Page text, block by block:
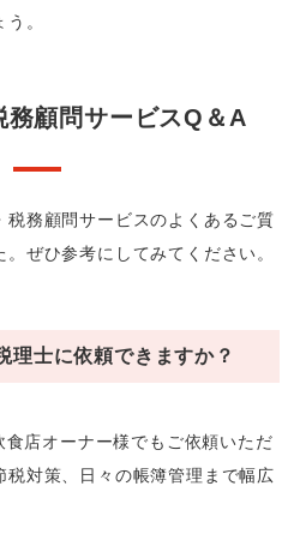
。
顧問サービスQ＆A
務顧問サービスのよくあるご質
ぜひ参考にしてみてください。
理士に依頼できますか？
店オーナー様でもご依頼いただ
税対策、日々の帳簿管理まで幅広